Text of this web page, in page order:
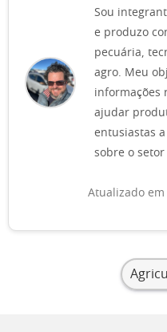
Sou
e produzo
pecuária,
agro. Meu
informações
ajudar
entusiastas
sobre o
Atualizado em